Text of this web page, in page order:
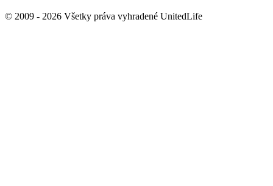
© 2009 - 2026 Všetky práva vyhradené UnitedLife